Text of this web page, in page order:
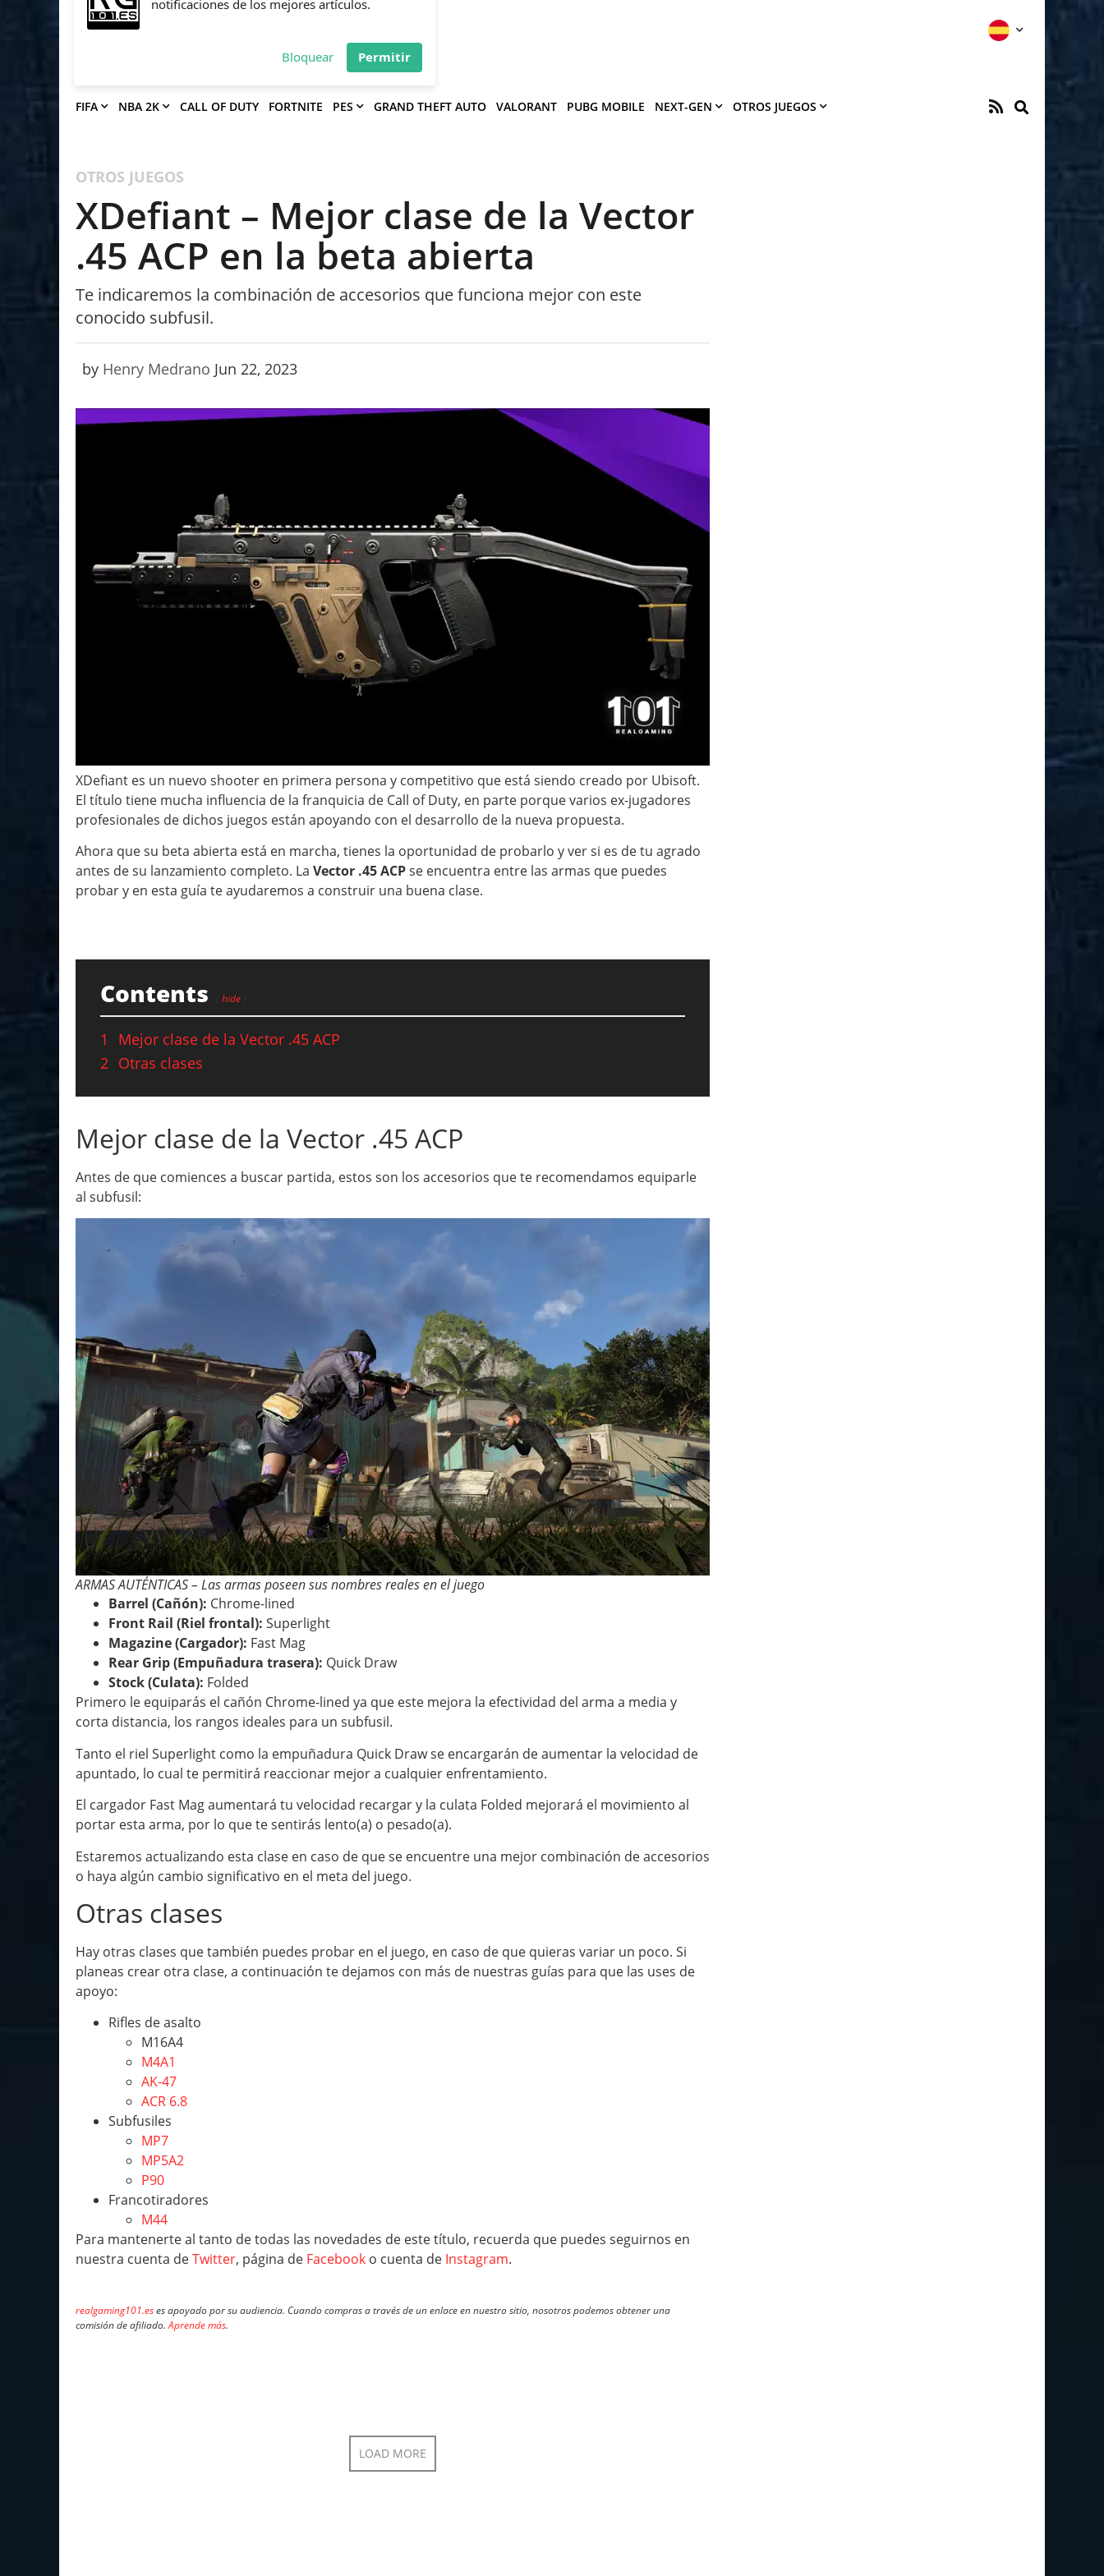
notificaciones de los mejores artículos.
FIFA NBA 2K CALL OF DUTY FORTNITE PES GRAND THEFT AUTO VALORANT PUBG MOBILE NEXT-GEN OTROS JUEGOS
OTROS JUEGOS
XDefiant – Mejor clase de la Vector
.45 ACP en la beta abierta
Te indicaremos la combinación de accesorios que funciona mejor con este
conocido subfusil.
by Henry Medrano Jun 22, 2023
XDefiant es un nuevo shooter en primera persona y competitivo que está siendo creado por Ubisoft.
El título tiene mucha influencia de la franquicia de Call of Duty, en parte porque varios ex-jugadores
profesionales de dichos juegos están apoyando con el desarrollo de la nueva propuesta.
Ahora que su beta abierta está en marcha, tienes la oportunidad de probarlo y ver si es de tu agrado
antes de su lanzamiento completo. La Vector .45 ACPse encuentra entre las armas que puedes
probar y en esta guía te ayudaremos a construir una buena clase.
Contents hide
1
Mejor clase de la Vector .45 ACP
2 Otras clases
Mejor clase de la Vector .45 ACP
Antes de que comiences a buscar partida, estos son los accesorios que te recomendamos equiparle
al subfusil:
ARMAS AUTÉNTICAS – Las armas poseen sus nombres reales en el juego
Barrel (Cañón): Chrome-lined
Front Rail (Riel frontal): Superlight
Magazine (Cargador): Fast Mag
Rear Grip (Empuñadura trasera): Quick Draw
Stock (Culata): Folded
Primero le equiparás el cañón Chrome-lined ya que este mejora la efectividad del arma a media y
corta distancia, los rangos ideales para un subfusil.
Tanto el riel Superlight como la empuñadura Quick Draw se encargarán de aumentar la velocidad de
apuntado, lo cual te permitirá reaccionar mejor a cualquier enfrentamiento.
El cargador Fast Mag aumentará tu velocidad recargar y la culata Folded mejorará el movimiento al
portar esta arma, por lo que te sentirás lento(a) o pesado(a).
Estaremos actualizando esta clase en caso de que se encuentre una mejor combinación de accesorios
o haya algún cambio significativo en el meta del juego.
Otras clases
Hay otras clases que también puedes probar en el juego, en caso de que quieras variar un poco. Si
planeas crear otra clase, a continuación te dejamos con más de nuestras guías para que las uses de
apoyo:
Rifles de asalto
M16A4
M4A1
AK-47
ACR 6.8
Subfusiles
MP7
MP5A2
P90
Francotiradores
M44
Para mantenerte al tanto de todas las novedades de este título, recuerda que puedes seguirnos en
nuestra cuenta deTwitter, página de Facebook o cuenta de Instagram.
realgaming101.eses apoyado por su audiencia. Cuando compras a través de un enlace en nuestro sitio, nosotros podemos obtener una
comisión de afiliado.Aprende más.
LOAD MORE